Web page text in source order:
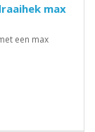
max
een max